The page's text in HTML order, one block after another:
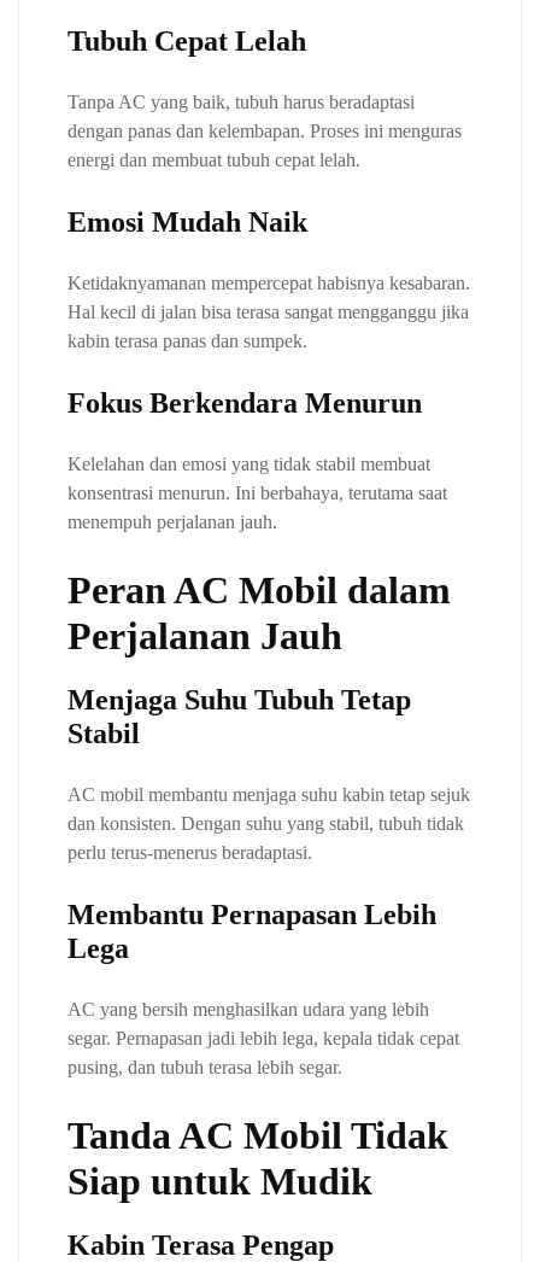
Tubuh Cepat Lelah
Tanpa AC yang baik, tubuh harus beradaptasi
dengan panas dan kelembapan. Proses ini menguras
energi dan membuat tubuh cepat lelah.
Emosi Mudah Naik
Ketidaknyamanan mempercepat habisnya kesabaran.
Hal kecil di jalan bisa terasa sangat mengganggu jika
kabin terasa panas dan sumpek.
Fokus Berkendara Menurun
Kelelahan dan emosi yang tidak stabil membuat
konsentrasi menurun. Ini berbahaya, terutama saat
menempuh perjalanan jauh.
Peran AC Mobil dalam
Perjalanan Jauh
Menjaga Suhu Tubuh Tetap
Stabil
AC mobil membantu menjaga suhu kabin tetap sejuk
dan konsisten. Dengan suhu yang stabil, tubuh tidak
perlu terus-menerus beradaptasi.
Membantu Pernapasan Lebih
Lega
AC yang bersih menghasilkan udara yang lebih
segar. Pernapasan jadi lebih lega, kepala tidak cepat
pusing, dan tubuh terasa lebih segar.
Tanda AC Mobil Tidak
Siap untuk Mudik
Kabin Terasa Pengap